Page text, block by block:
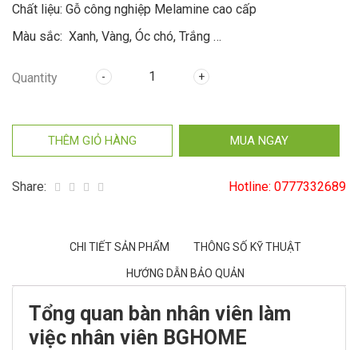
Chất liệu: Gỗ công nghiệp Melamine cao cấp
Màu sắc: Xanh, Vàng, Óc chó, Trắng …
Quantity
THÊM GIỎ HÀNG MUA NGAY
Share: Hotline: 0777332689
CHI TIẾT SẢN PHẨM THÔNG SỐ KỸ THUẬT
HƯỚNG DẪN BẢO QUẢN
Tổng quan bàn nhân viên làm
việc nhân viên BGHOME